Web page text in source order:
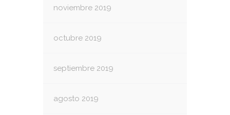
noviembre 2019
octubre 2019
septiembre 2019
agosto 2019